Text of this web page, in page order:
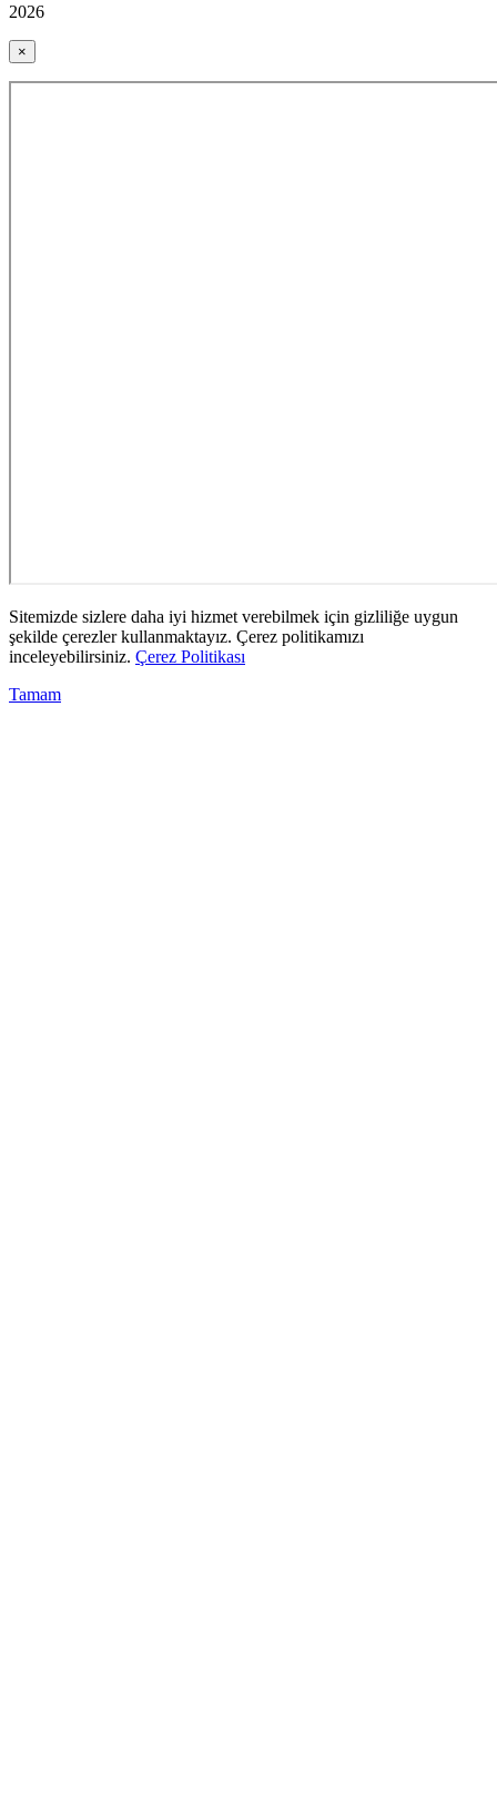
2026
×
Sitemizde sizlere daha iyi hizmet verebilmek için gizliliğe uygun
şekilde çerezler kullanmaktayız. Çerez politikamızı
inceleyebilirsiniz. Çerez Politikası
Tamam